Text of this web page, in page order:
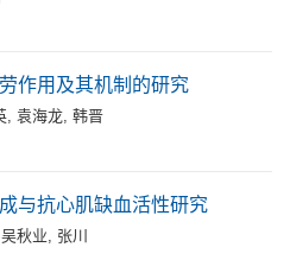
作用及其机制的研究
袁海龙 韩晋
与抗心肌缺血活性研究
吴秋业
张川